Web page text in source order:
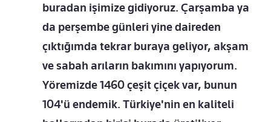
buradan işimize gidiyoruz. Çarşamba ya
da perşembe günleri yine daireden
çıktığımda tekrar buraya geliyor, akşam
ve sabah arıların bakımını yapıyorum.
Yöremizde 1460 çeşit çiçek var, bunun
104'ü endemik. Türkiye'nin en kaliteli